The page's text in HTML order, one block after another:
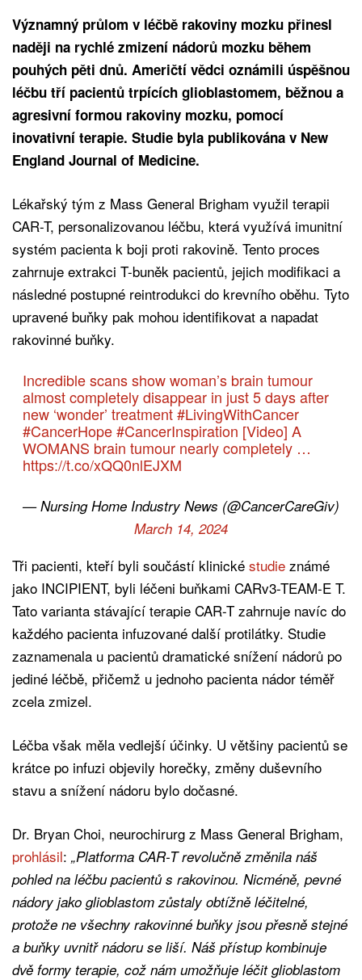
Významný průlom v léčbě rakoviny mozku přinesl
naději na rychlé zmizení nádorů mozku během
pouhých pěti dnů. Američtí vědci oznámili úspěšnou
léčbu tří pacientů trpících glioblastomem, běžnou a
agresivní formou rakoviny mozku, pomocí
inovativní terapie. Studie byla publikována v New
England Journal of Medicine.
Lékařský tým z Mass General Brigham využil terapii
CAR-T, personalizovanou léčbu, která využívá imunitní
systém pacienta k boji proti rakovině. Tento proces
zahrnuje extrakci T-buněk pacientů, jejich modifikaci a
následné postupné reintrodukci do krevního oběhu. Tyto
upravené buňky pak mohou identifikovat a napadat
rakovinné buňky.
Incredible scans show woman’s brain tumour
almost completely disappear in just 5 days after
new ‘wonder’ treatment#LivingWithCancer
#CancerHope #CancerInspiration [Video] A
WOMANS brain tumour nearly completely …
https://t.co/xQQ0nlEJXM
— Nursing Home Industry News (@CancerCareGiv)
March 14, 2024
Tři pacienti, kteří byli součástí klinické studie známé
jako INCIPIENT, byli léčeni buňkami CARv3-TEAM-E T.
Tato varianta stávající terapie CAR-T zahrnuje navíc do
každého pacienta infuzované další protilátky. Studie
zaznamenala u pacientů dramatické snížení nádorů po
jediné léčbě, přičemž u jednoho pacienta nádor téměř
zcela zmizel.
Léčba však měla vedlejší účinky. U většiny pacientů se
krátce po infuzi objevily horečky, změny duševního
stavu a snížení nádoru bylo dočasné.
Dr. Bryan Choi, neurochirurg z Mass General Brigham,
prohlásil: „Platforma CAR-T revolučně změnila náš
pohled na léčbu pacientů s rakovinou. Nicméně, pevné
nádory jako glioblastom zůstaly obtížně léčitelné,
protože ne všechny rakovinné buňky jsou přesně stejné
a buňky uvnitř nádoru se liší. Náš přístup kombinuje
dvě formy terapie, což nám umožňuje léčit glioblastom